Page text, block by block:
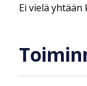
Ei vielä